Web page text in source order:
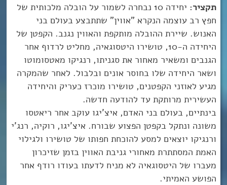
תקציר:
יחידה 10 נבחרה לשמור על הובלה מלכותית של
חפץ רב עוצמה הנקרא "אווין" שתתבצע בעולם בני
האנוש. שיירת ההובלה מותקפת והאווין נגנב. הקפטן של
היחידה ה-10, טושירו היטסוגאיה, מחליט לרדוף אחר
הגנבים ומשאיר מאחור את סגניתו, רנגיקו מאטסומוטו
ושאר היחידה שלו בחוסר אונים ובלבול. לאחר שהמקרה
מגיע לאוזני הקפטנים, טושירו מוכרז כעריק והיחידה
העשירית מרותקת עד להודעה חדשה.
בינתיים, בעולם בני האדם, איצ'יגו עוקב אחר ריאטסו
משונה ונתקל בקפטן הפצוע שבורח. איצ'יגו, רוקיה, רנג'י
ורנגיקו יוצאים למסע להוכחת חפותו של טושירו ולגילוי
האמת המסתתרת מאחורי גניבת האווין בזמן שזיכרון
מעברו של היטסוגאיה לא מניח לדעתו בעודו רודף אחר
הפושע האמיתי.